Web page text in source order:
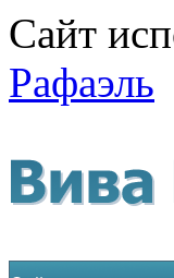
Сайт
Рафаэль